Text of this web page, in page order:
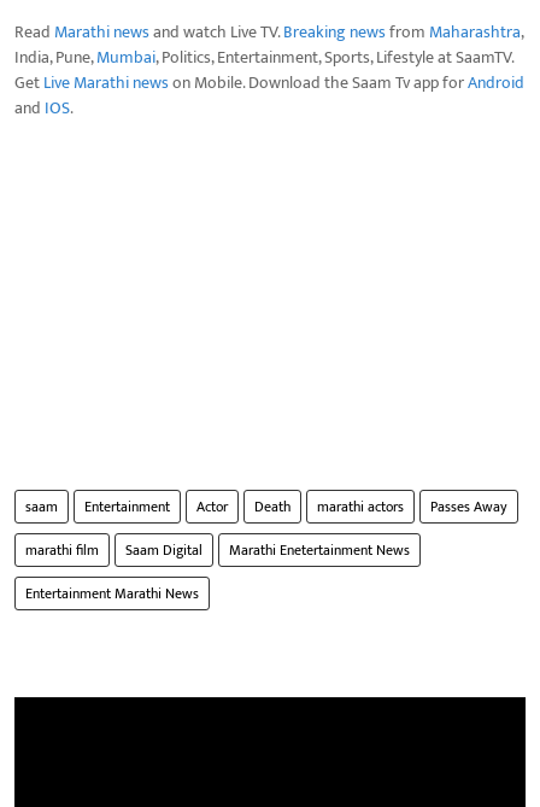
Read Marathi newsand watch Live TV.Breaking newsfrom Maharashtra,
India, Pune,Mumbai, Politics, Entertainment, Sports, Lifestyle at SaamTV.
GetLive Marathi newson Mobile. Download the Saam Tv app forAndroid
and IOS.
saam Entertainment Actor Death marathi actors
Passes Away
marathi film
Saam Digital
Marathi Enetertainment News
Entertainment Marathi News